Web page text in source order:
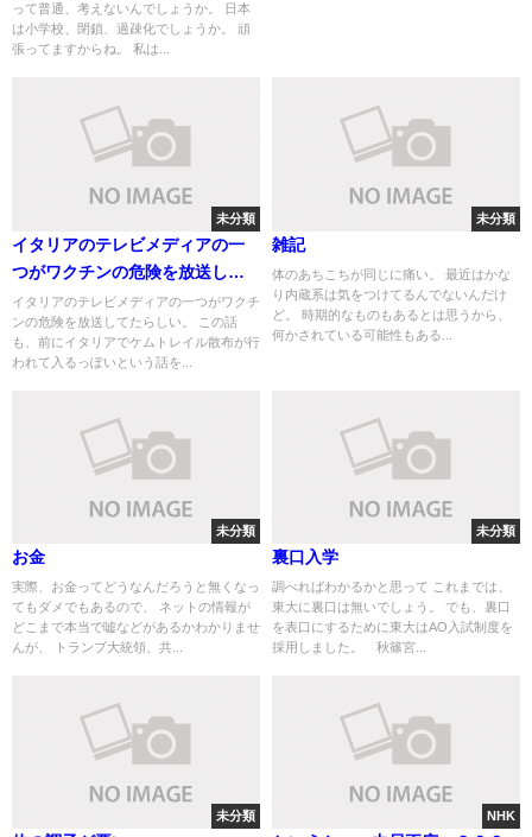
低でも世界の大統領クラスは知
っているっぽいし
って普通、考えないんでしょうか。 日本
は小学校、閉鎖、過疎化でしょうか。 頑
張ってますからね。 私は...
未分類
イタリアのテレビメディアの一
つがワクチンの危険を放送して
たらしい 備忘録用
イタリアのテレビメディアの一つがワクチ
ンの危険を放送してたらしい。 この話
も、前にイタリアでケムトレイル散布が行
われて入るっぽいという話を...
未分類
雑記
体のあちこちが同じに痛い。 最近はかな
り内蔵系は気をつけてるんでないんだけ
ど。 時期的なものもあるとは思うから、
何かされている可能性もある...
未分類
お金
実際、お金ってどうなんだろうと無くなっ
てもダメでもあるので、 ネットの情報が
どこまで本当で嘘などがあるかわかりませ
んが、 トランプ大統領、共...
未分類
裏口入学
調べればわかるかと思って これまでは、
東大に裏口は無いでしょう。 でも、裏口
を表口にするために東大はAO入試制度を
採用しました。 秋篠宮...
未分類 NHK